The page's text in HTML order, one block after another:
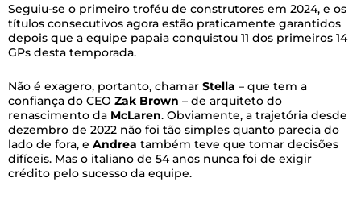
Seguiu-se o primeiro troféu de construtores em 2024, e os
títulos consecutivos agora estão praticamente garantidos
depois que a equipe papaia conquistou 11 dos primeiros 14
GPs desta temporada.
Não é exagero, portanto, chamar Stella – que tem a
confiança do CEO Zak Brown – de arquiteto do
renascimento da McLaren. Obviamente, a trajetória desde
dezembro de 2022 não foi tão simples quanto parecia do
lado de fora, e Andrea também teve que tomar decisões
difíceis. Mas o italiano de 54 anos nunca foi de exigir
crédito pelo sucesso da equipe.